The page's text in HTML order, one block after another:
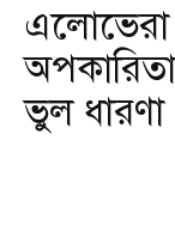
এলোভেরা
ভুল ধারণা